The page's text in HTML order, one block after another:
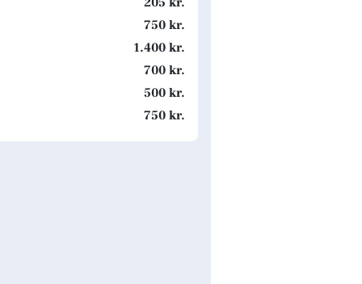
750 kr.
1.400 kr.
700 kr.
500 kr.
750 kr.